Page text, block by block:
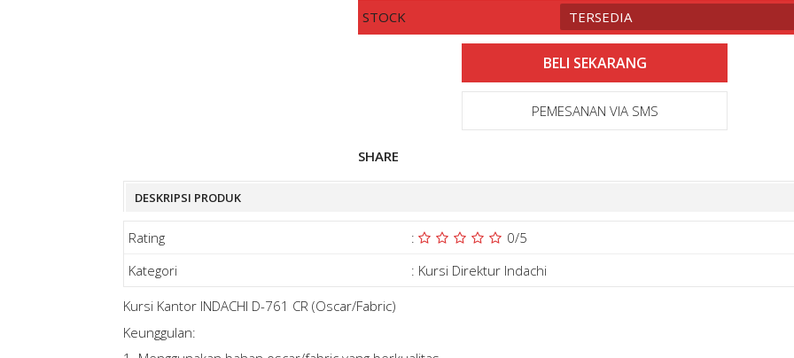
STOCK TERSEDIA
PEMESANAN VIA SMS
SHARE
DESKRIPSI PRODUK
Rating : 0/5
Kategori
: Kursi Direktur Indachi
Kursi Kantor INDACHI D-761 CR (Oscar/Fabric)
Keunggulan: